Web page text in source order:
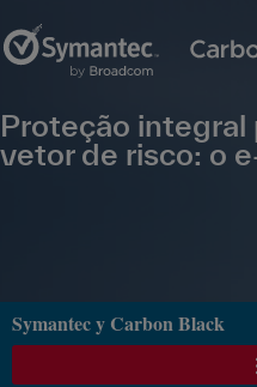
Proteção integral
vetor de risco: o
Symantec y Carbon Black